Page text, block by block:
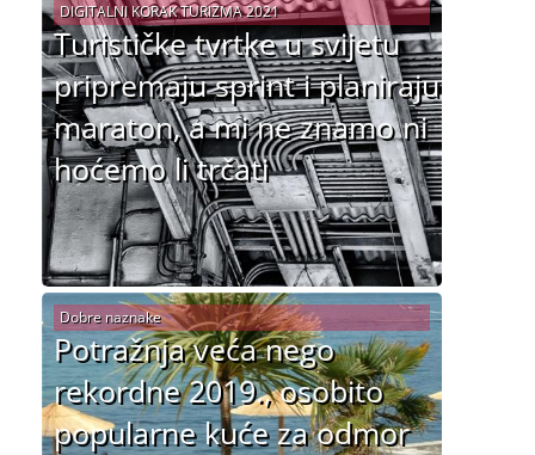
Turističke tvrtke u svijetu
pripremaju sprint i planiraju
maraton, a mi ne znamo ni
hoćemo li trčati
DIGITALNI KORAK TURIZMA 2021
Potražnja veća nego
rekordne 2019., osobito
popularne kuće za odmor
Dobre naznake